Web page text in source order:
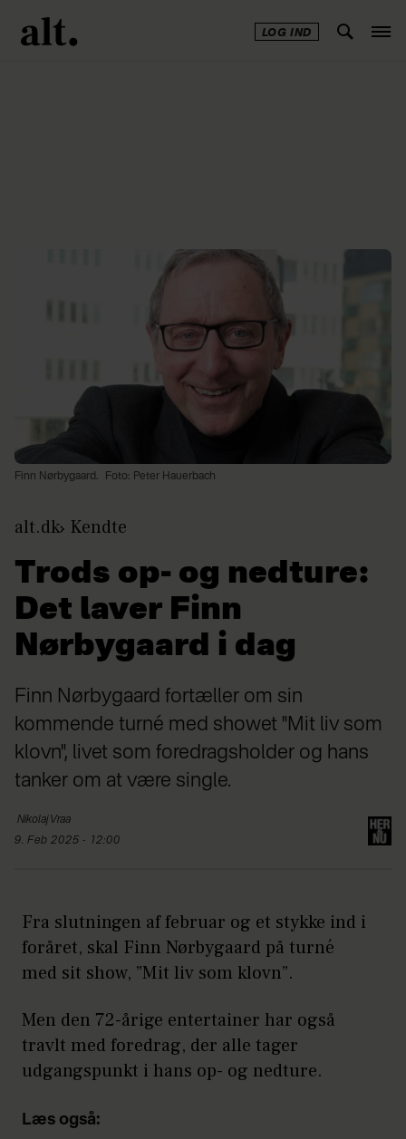
LOG IND
Finn Nørbygaard. Foto: Peter Hauerbach
alt.dk Kendte
Trods op- og nedture:
Det laver Finn
Nørbygaard i dag
Finn Nørbygaard fortæller om sin
kommende turné med showet "Mit liv som
klovn", livet som foredragsholder og hans
tanker om at være single.
Nikolaj Vraa
9. Feb 2025 - 12:00
Fra slutningen af februar og et stykke ind i
foråret, skal Finn Nørbygaard på turné
med sit show, ”Mit liv som klovn”.
Men den 72-årige entertainer har også
travlt med foredrag, der alle tager
udgangspunkt i hans op- og nedture.
Læs også: